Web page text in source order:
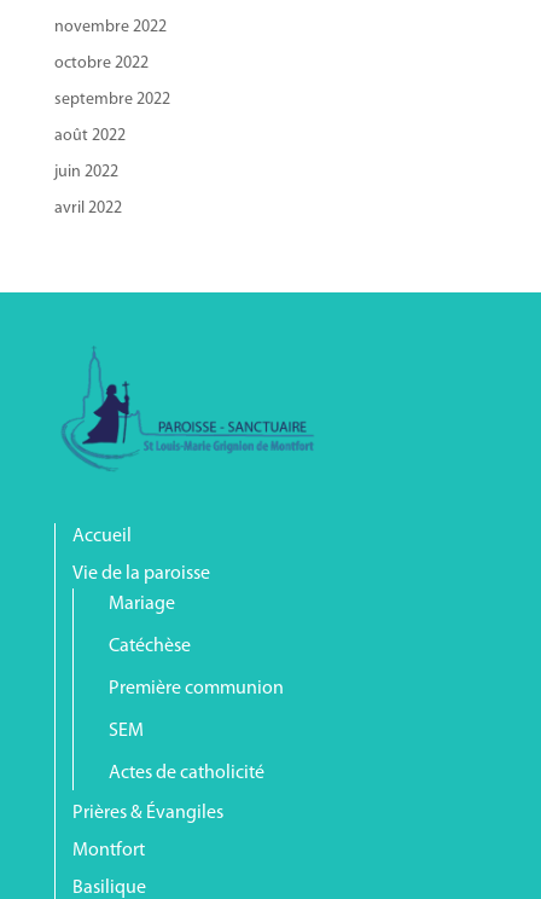
novembre 2022
octobre 2022
septembre 2022
août 2022
juin 2022
avril 2022
Accueil
Vie de la paroisse
Mariage
Catéchèse
Première communion
SEM
Actes de catholicité
Prières & Évangiles
Montfort
Basilique